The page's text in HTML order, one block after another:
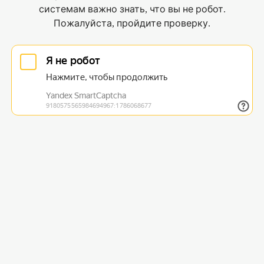
системам важно знать, что вы не робот.
Пожалуйста, пройдите проверку.